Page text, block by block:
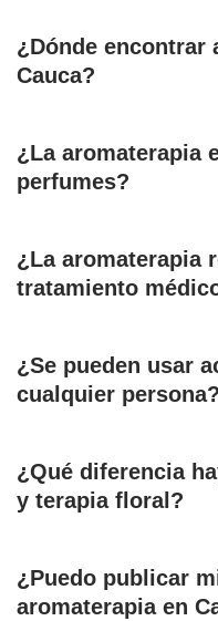
¿Dónde encontrar
Cauca?
¿La aromaterapia
perfumes?
¿La aromaterapia
tratamiento
¿Se pueden usar
cualquier persona?
¿Qué diferencia
y terapia floral?
¿Puedo publicar
aromaterapia en